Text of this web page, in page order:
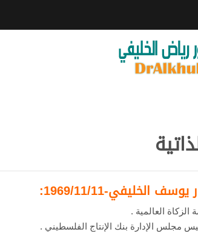
الخليفي-1969/11/11:
العالمية .
مجلس الإدارة بنك الإنتاج الفلسطيني .